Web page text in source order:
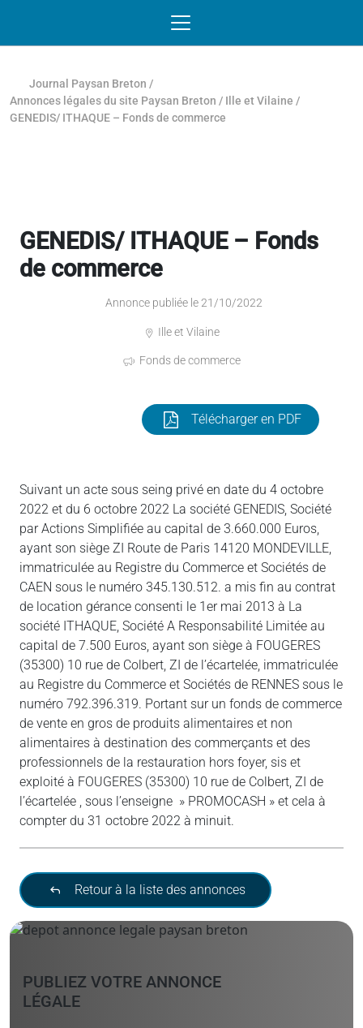
Journal Paysan Breton /
Annonces légales du site Paysan Breton / Ille et Vilaine /
GENEDIS/ ITHAQUE – Fonds de commerce
GENEDIS/ ITHAQUE – Fonds
de commerce
Annonce publiée le 21/10/2022
Ille et Vilaine
Fonds de commerce
Télécharger en PDF
Suivant un acte sous seing privé en date du 4 octobre
2022 et du 6 octobre 2022 La société GENEDIS, Société
par Actions Simplifiée au capital de 3.660.000 Euros,
ayant son siège ZI Route de Paris 14120 MONDEVILLE,
immatriculée au Registre du Commerce et Sociétés de
CAEN sous le numéro 345.130.512. a mis fin au contrat
de location gérance consenti le 1er mai 2013 à La
société ITHAQUE, Société A Responsabilité Limitée au
capital de 7.500 Euros, ayant son siège à FOUGERES
(35300) 10 rue de Colbert, ZI de l’écartelée, immatriculée
au Registre du Commerce et Sociétés de RENNES sous le
numéro 792.396.319. Portant sur un fonds de commerce
de vente en gros de produits alimentaires et non
alimentaires à destination des commerçants et des
professionnels de la restauration hors foyer, sis et
exploité à FOUGERES (35300) 10 rue de Colbert, ZI de
l’écartelée , sous l’enseigne » PROMOCASH » et cela à
compter du 31 octobre 2022 à minuit.
Retour à la liste des annonces
PUBLIEZ VOTRE ANNONCE
LÉGALE